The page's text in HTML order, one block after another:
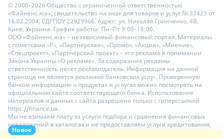
Новое
© 2000–2026 Общество с ограниченной ответственностью
«Файненс.юа», свидетельство на знак для товаров и услуг № 37423 от
16.02.2004, ЕДРПОУ 22929966. Адрес: ул. Николая Гринченко, 4В,
Киев, Украина. График работы: Пн–Пт 9:00–18:00.
ООО «Файненс.юа» – независимый финансовый портал. Материалы
с пометками «Р», «Партнёрская», «Промо», «Акция», «Мнение»,
«Спецпроект», «Партнёрский проект» – это реклама в понимании
Закона Украины «О рекламе». За содержание рекламы
ответственность несёт рекламодатель. Информация на данной
странице не является рекламой банковских услуг. Проверенную
банком информацию о продуктах и услугах можно посмотреть на
официальном сайте соответствующего банка. Использование
материалов и данных с сайта разрешено только с гиперссылкой
https://finance.ua.
Мы не взимаем плату за услуги подбора и сравнения финансовых
предложений в каталогах и не предоставляем услуги кредитования,
размещения депозитов и страхования. Ваши личные данные на